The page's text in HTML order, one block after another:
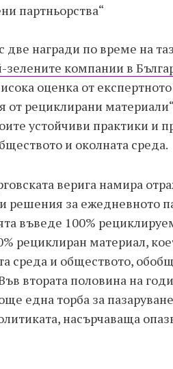
партньорства“
две награди по време на
зелените компании в
оценка от
от рециклирани
устойчиви практики и
и околната среда.
верига намира
решения за ежедневното
въведе 100%
рециклиран материал,
среда и обществото,
втората половина на
една торба за
насърчаваща